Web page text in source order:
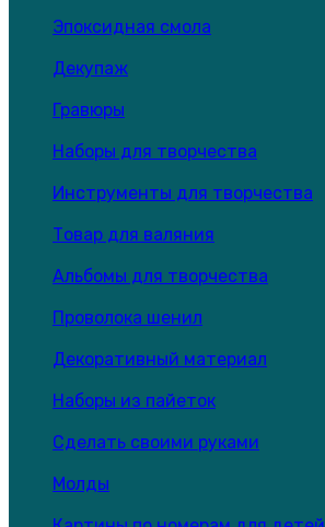
Эпоксидная смола
Декупаж
Гравюры
Наборы для творчества
Инструменты для творчества
Товар для валяния
Альбомы для творчества
Проволока шенил
Декоративный материал
Наборы из пайеток
Сделать своими руками
Молды